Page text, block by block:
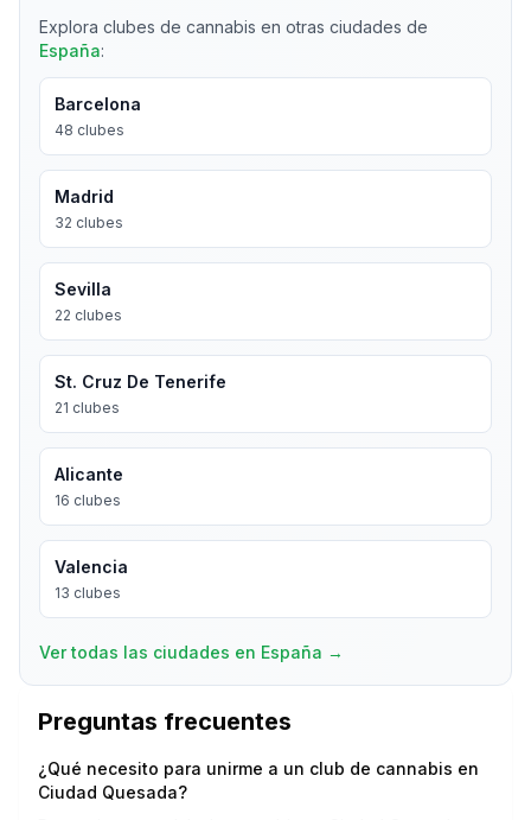
Explora clubes de cannabis en otras ciudades de
España:
Barcelona
48 clubes
Madrid
32 clubes
Sevilla
22 clubes
St. Cruz De Tenerife
21 clubes
Alicante
16 clubes
Valencia
13 clubes
Ver todas las ciudades en España →
Preguntas frecuentes
¿Qué necesito para unirme a un club de cannabis en
Ciudad Quesada?